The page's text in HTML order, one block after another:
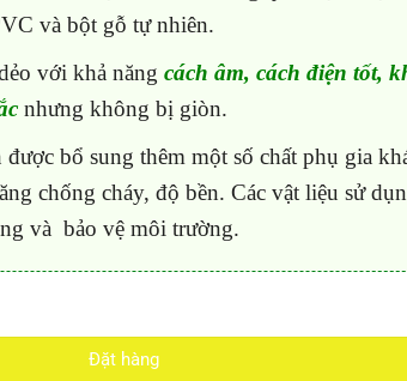
và bột gỗ tự nhiên.
với khả năng cách âm, cách điện tốt,
nhưng không bị giòn.
được bổ sung thêm một số chất phụ gia
chống cháy, độ bền. Các vật liệu sử
và bảo vệ môi trường.
Đặt hàng